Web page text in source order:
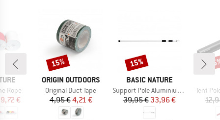
Rope
pris
9,72 €
MÆRKE
ORIGIN OUTDOORS
Artikel
Original Duct Tape
Pris
4,95 €Nedsat pris
4,21 €
Rabat
15%
MÆRKE
BASIC NATURE
Artikel
Support Pole Aluminium Big (2-pack)
Pris
39,95 €Nedsat pris
33,96 €
Rabat
15%
Artikel
Tent